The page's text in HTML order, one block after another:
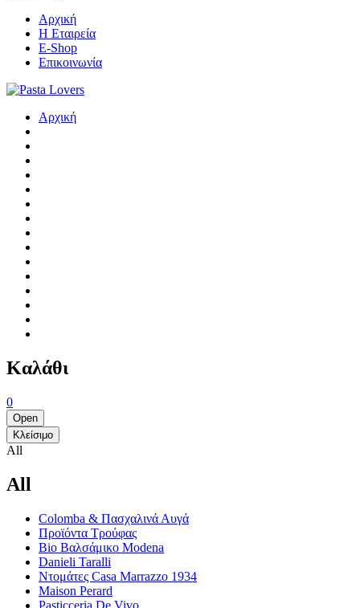
Αρχική
Η Εταιρεία
E-Shop
Επικοινωνία
Αρχική
Καλάθι
0
Open
Κλείσιμο
All
All
Colomba & Πασχαλινά Αυγά
Προϊόντα Τρούφας
Bio Βαλσάμικο Modena
Danieli Taralli
Ντομάτες Casa Marrazzo 1934
Maison Perard
Pasticceria De Vivo